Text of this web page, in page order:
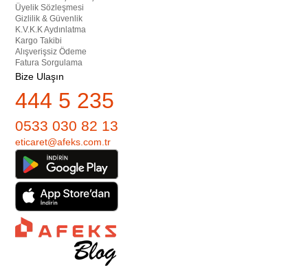
Üyelik Sözleşmesi
Gizlilik & Güvenlik
K.V.K.K Aydınlatma
Kargo Takibi
Alışverişsiz Ödeme
Fatura Sorgulama
Bize Ulaşın
444 5 235
0533 030 82 13
eticaret@afeks.com.tr